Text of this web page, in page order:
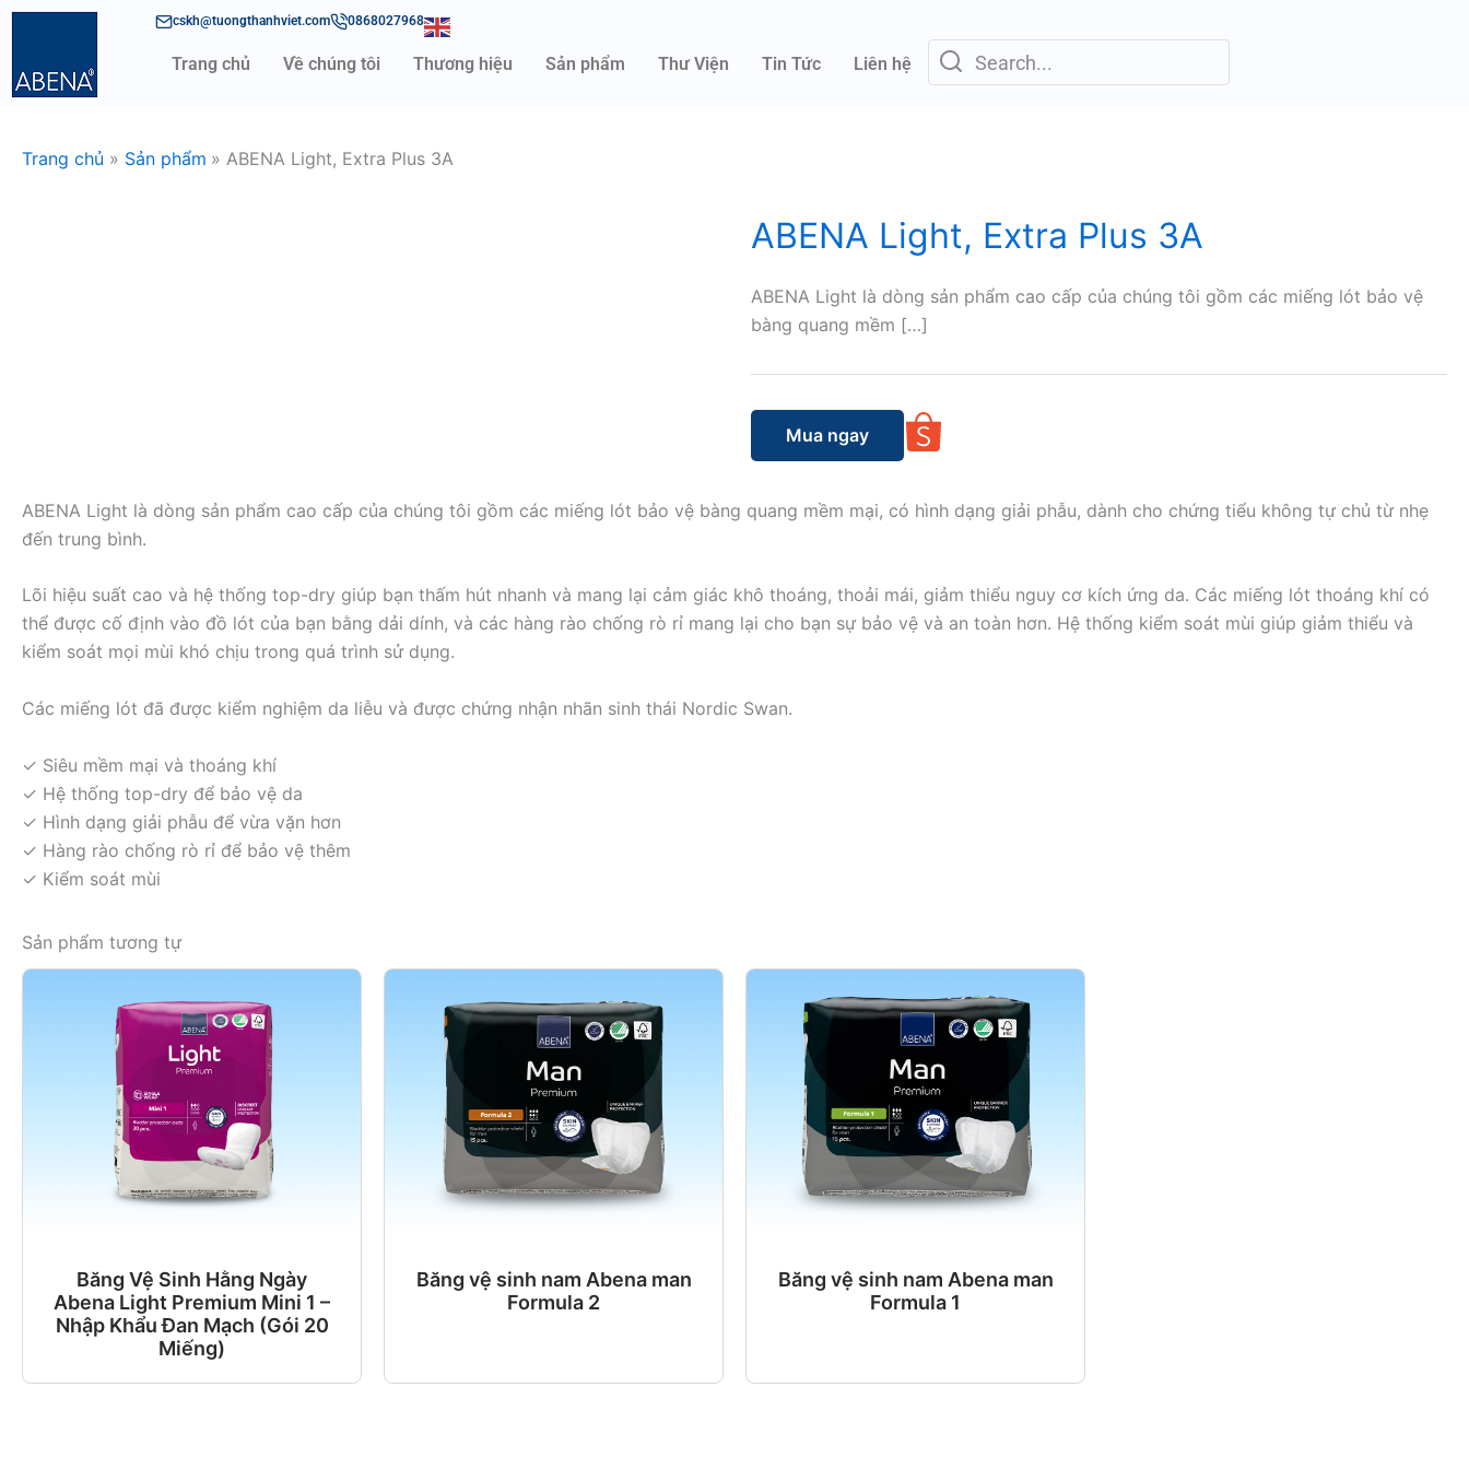
Nhảy
nội
dung
cskh@tuongthanhviet.com 0868027968
Trang chủ Về chúng tôi Thương hiệu Sản phẩm Thư Viện Tin Tức Liên hệ
Trang chủ Sản phẩm ABENA Light, Extra Plus 3A
ABENA Light, Extra Plus 3A
ABENA Light là dòng sản phẩm cao cấp của chúng tôi gồm các miếng lót bảo vệ
bàng quang mềm […]
Mua ngay
ABENA Light là dòng sản phẩm cao cấp của chúng tôi gồm các miếng lót bảo vệ bàng quang mềm mại, có hình dạng giải phẫu, dành cho chứng tiểu không tự chủ từ nhẹ
đến trung bình.
Lõi hiệu suất cao và hệ thống top-dry giúp bạn thấm hút nhanh và mang lại cảm giác khô thoáng, thoải mái, giảm thiểu nguy cơ kích ứng da. Các miếng lót thoáng khí có
thể được cố định vào đồ lót của bạn bằng dải dính, và các hàng rào chống rò rỉ mang lại cho bạn sự bảo vệ và an toàn hơn. Hệ thống kiểm soát mùi giúp giảm thiểu và
kiểm soát mọi mùi khó chịu trong quá trình sử dụng.
Các miếng lót đã được kiểm nghiệm da liễu và được chứng nhận nhãn sinh thái Nordic Swan.
✓ Siêu mềm mại và thoáng khí
✓ Hệ thống top-dry để bảo vệ da
✓ Hình dạng giải phẫu để vừa vặn hơn
✓ Hàng rào chống rò rỉ để bảo vệ thêm
✓ Kiểm soát mùi
Sản phẩm tương tự
Băng Vệ Sinh Hằng Ngày
Abena Light Premium Mini 1 –
Nhập Khẩu Đan Mạch (Gói 20
Miếng)
Băng vệ sinh nam Abena man
Formula 2
Băng vệ sinh nam Abena man
Formula 1